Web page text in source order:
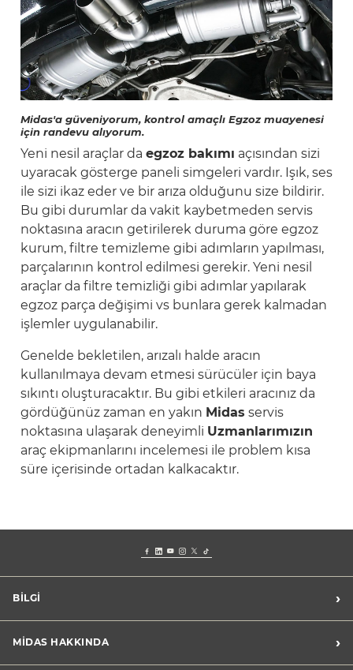
Midas'a güveniyorum, kontrol amaçlı Egzoz muayenesi
için randevu alıyorum.
Yeni nesil araçlar da egzoz bakımı açısından sizi
uyaracak gösterge paneli simgeleri vardır. Işık, ses
ile sizi ikaz eder ve bir arıza olduğunu size bildirir.
Bu gibi durumlar da vakit kaybetmeden servis
noktasına aracın getirilerek duruma göre egzoz
kurum, filtre temizleme gibi adımların yapılması,
parçalarının kontrol edilmesi gerekir. Yeni nesil
araçlar da filtre temizliği gibi adımlar yapılarak
egzoz parça değişimi vs bunlara gerek kalmadan
işlemler uygulanabilir.
Genelde bekletilen, arızalı halde aracın
kullanılmaya devam etmesi sürücüler için baya
sıkıntı oluşturacaktır. Bu gibi etkileri aracınız da
gördüğünüz zaman en yakın Midas servis
noktasına ulaşarak deneyimli Uzmanlarımızın
araç ekipmanlarını incelemesi ile problem kısa
süre içerisinde ortadan kalkacaktır.
BİLGİ ›
Müşteri Memnuniyeti
Sıkça Sorulan Sorular
MİDAS HAKKINDA ›